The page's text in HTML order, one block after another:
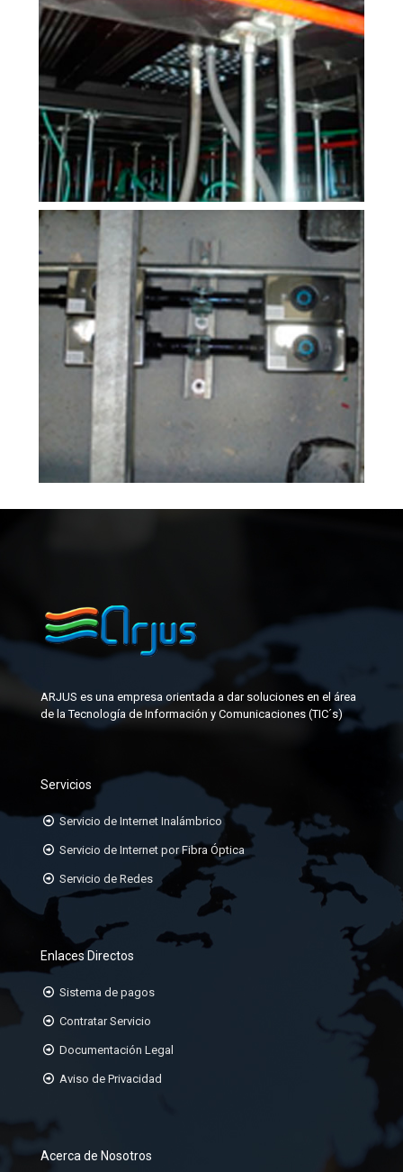
ARJUS es una empresa orientada a dar soluciones en el área
de la Tecnología de Información y Comunicaciones (TIC´s)
Servicios
Servicio de Internet Inalámbrico
Servicio de Internet por Fibra Óptica
Servicio de Redes
Enlaces Directos
Sistema de pagos
Contratar Servicio
Documentación Legal
Aviso de Privacidad
Acerca de Nosotros